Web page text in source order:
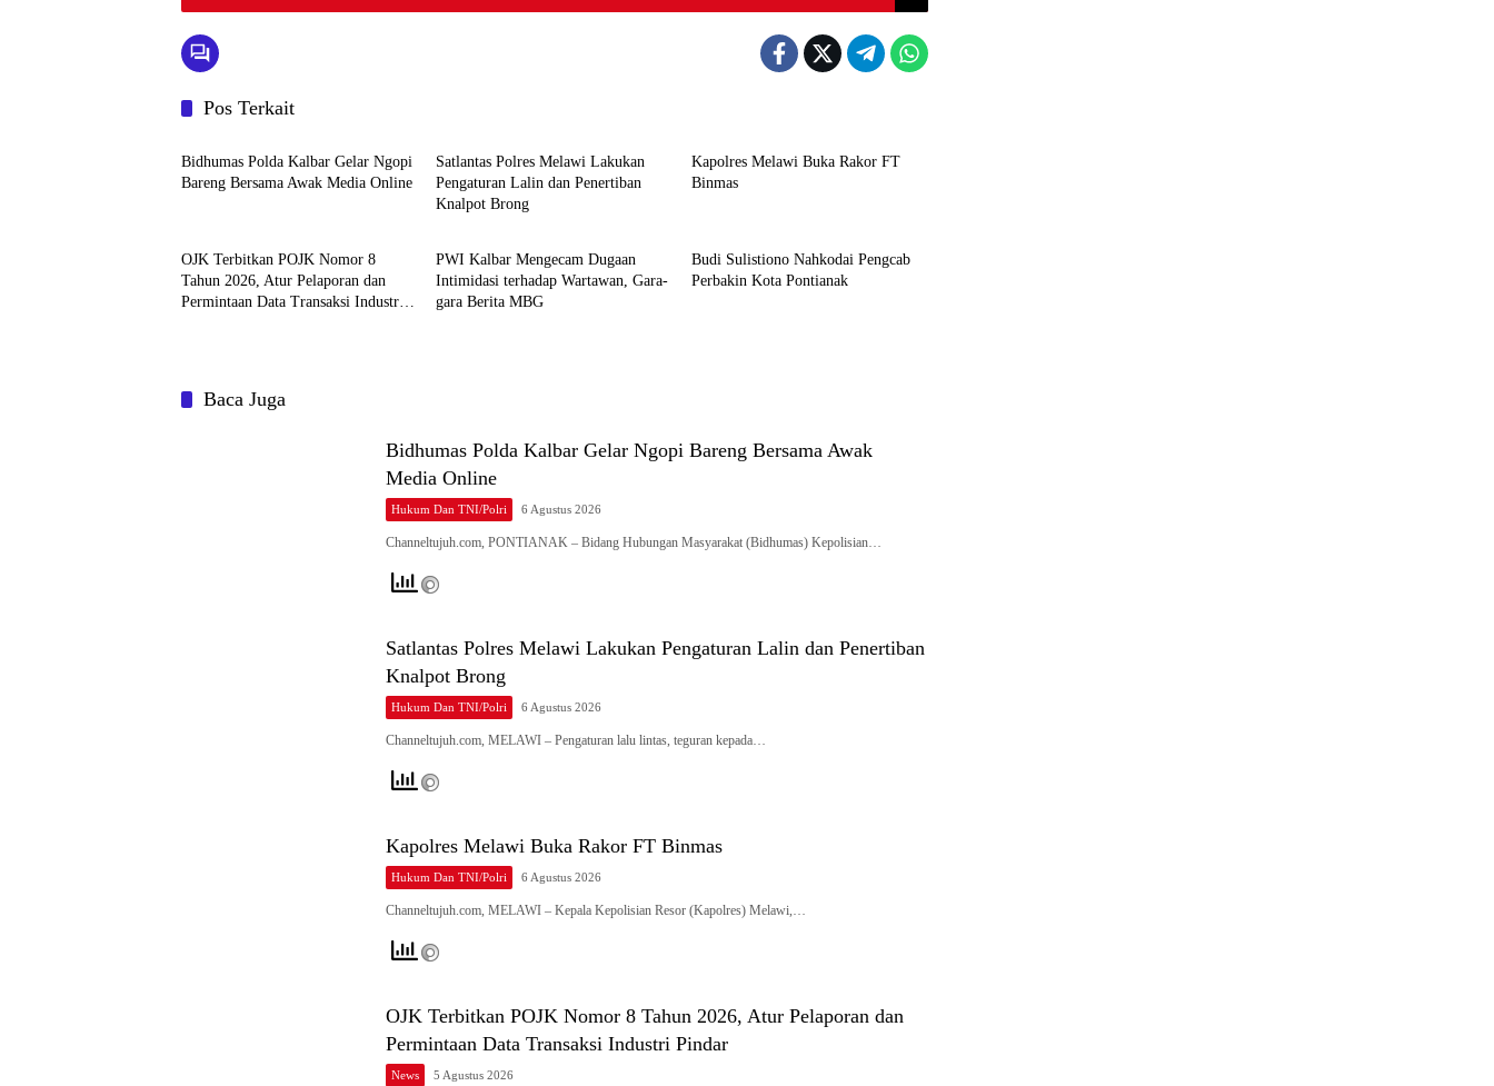
Pos Terkait
Hukum dan TNI/Polri
Bidhumas Polda Kalbar Gelar Ngopi
Bareng Bersama Awak Media Online
Satlantas Polres Melawi Lakukan
Pengaturan Lalin dan Penertiban
Knalpot Brong
Kapolres Melawi Buka Rakor FT
Binmas
OJK Terbitkan POJK Nomor 8
Tahun 2026, Atur Pelaporan dan
Permintaan Data Transaksi Industri
News
PWI Kalbar Mengecam Dugaan
Intimidasi terhadap Wartawan, Gara-
gara Berita MBG
Budi Sulistiono Nahkodai Pengcab
Perbakin Kota Pontianak
Baca Juga
Bidhumas Polda Kalbar Gelar Ngopi Bareng Bersama Awak
Media Online
Hukum Dan TNI/Polri 6 Agustus 2026
Channeltujuh.com, PONTIANAK – Bidang Hubungan Masyarakat (Bidhumas) Kepolisian…
Satlantas Polres Melawi Lakukan Pengaturan Lalin dan Penertiban
Knalpot Brong
Hukum Dan TNI/Polri 6 Agustus 2026
Channeltujuh.com, MELAWI – Pengaturan lalu lintas, teguran kepada…
Kapolres Melawi Buka Rakor FT Binmas
Hukum Dan TNI/Polri 6 Agustus 2026
Channeltujuh.com, MELAWI – Kepala Kepolisian Resor (Kapolres) Melawi,…
OJK Terbitkan POJK Nomor 8 Tahun 2026, Atur Pelaporan dan
Permintaan Data Transaksi Industri Pindar
News 5 Agustus 2026